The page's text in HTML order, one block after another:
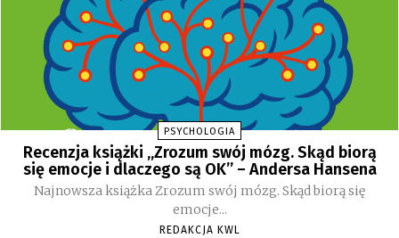
PSYCHOLOGIA
Recenzja książki „Zrozum swój mózg. Skąd biorą
się emocje i dlaczego są OK” – Andersa Hansena
Najnowsza książka Zrozum swój mózg. Skąd biorą się
emocje...
REDAKCJA KWL